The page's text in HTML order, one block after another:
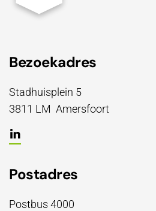
Bezoekadres
Stadhuisplein 5
3811 LM Amersfoort
Postadres
Postbus 4000